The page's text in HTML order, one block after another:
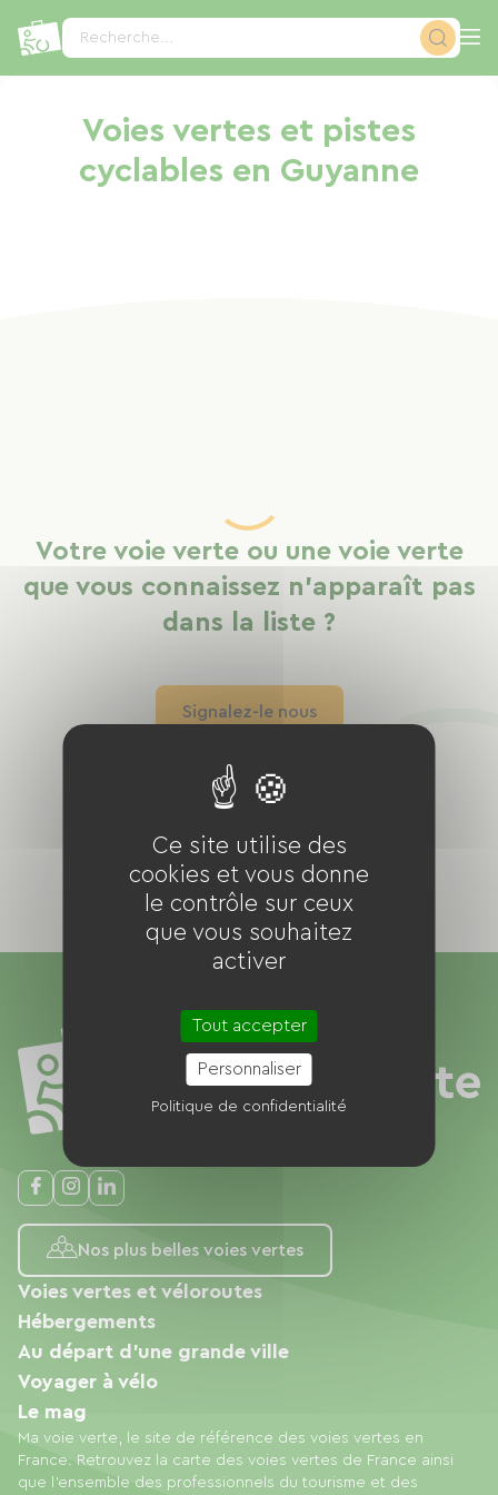
Recherche...
Voies vertes et pistes
cyclables en Guyanne
Votre voie verte ou une voie verte
que vous connaissez n'apparaît pas
dans la liste ?
Signalez-le nous
Nos plus belles voies vertes
Ma voie verte, le site de référence des voies vertes en
France. Retrouvez la carte des voies vertes de France ainsi
que l'ensemble des professionnels du tourisme et des
Voies vertes et véloroutes
Hébergements
Au départ d'une grande ville
Voyager à vélo
Le mag
Panneau de gestion des cookies
Ce site utilise des
cookies et vous donne
le contrôle sur ceux
que vous souhaitez
activer
Tout accepter
Personnaliser
Politique de confidentialité